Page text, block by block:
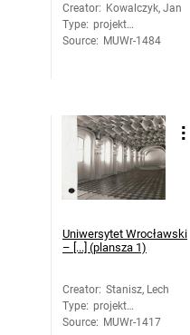
Creator: Kowalczyk, Jan
Type: projekt
architektoniczny
Source: MUWr-1484
Uniwersytet Wrocławski
– [...] (plansza 1)
Creator: Stanisz, Lech
Type: projekt
architektoniczny
Source: MUWr-1417